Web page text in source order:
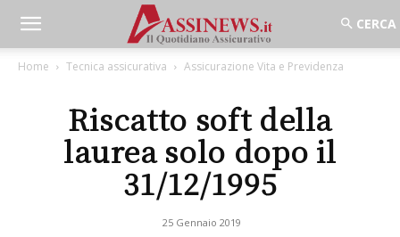
Home Tecnica assicurativa Assicurazione Vita e Previdenza
Riscatto soft della
laurea solo dopo il
31/12/1995
25 Gennaio 2019